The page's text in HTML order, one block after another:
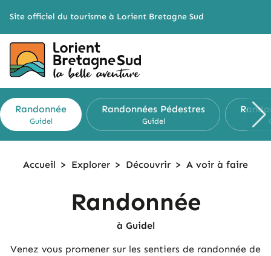
Site officiel du tourisme à Lorient Bretagne Sud
Randonnée
Guidel
Randonnées Pédestres
Guidel
Accueil > Explorer > Découvrir > A voir à faire
Randonnée
à Guidel
Venez vous promener sur les sentiers de randonnée de